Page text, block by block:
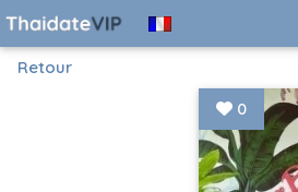
Retour
0